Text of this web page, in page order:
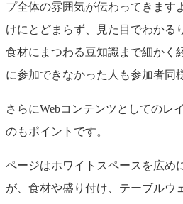
プ全体の雰囲気が伝わってきます
けにとどまらず、見た目でわかる
食材にまつわる豆知識まで細かく
に参加できなかった人も参加者同
さらにWebコンテンツとしてのレ
のもポイントです。
ページはホワイトスペースを広め
が、食材や盛り付け、テーブルウ